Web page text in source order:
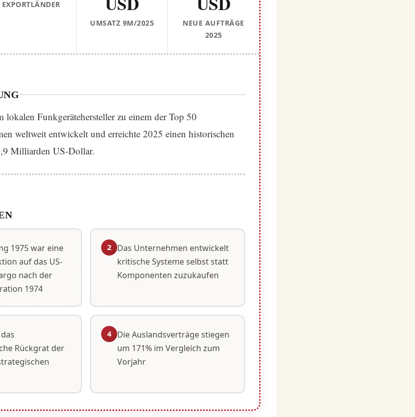
EXPORTLÄNDER
UMSATZ 9M/2025
NEUE AUFTRÄGE
2025
Funkgerätehersteller zu einem der Top 50
weltweit entwickelt und erreichte 2025 einen historischen
Milliarden US-Dollar.
1975 war eine
auf das US-
nach der
1974
2
Das Unternehmen entwickelt
kritische Systeme selbst statt
Komponenten zuzukaufen
Rückgrat der
4
Die Auslandsverträge stiegen
um 171% im Vergleich zum
Vorjahr